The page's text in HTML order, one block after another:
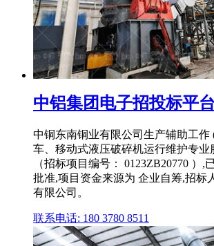
中铝集团电子招投标平台
中铜东南铜业有限公司生产辅助工作
车、移动式液压破碎机运行维护专业
（招标项目编号： 0123ZB20770 ）,
批准,项目资金来源为 企业自筹,招标
有限公司。
联系电话: 180 3780 8511